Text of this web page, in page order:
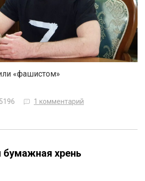
«фашистом»
1 комментарий
хрень